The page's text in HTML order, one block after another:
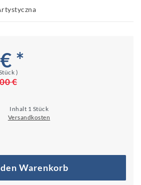
*
)
€
Inhalt 1 Stück
Versandkosten
Warenkorb